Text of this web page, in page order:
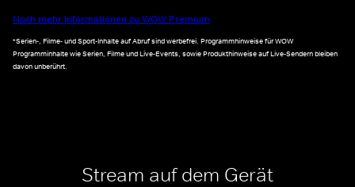
Noch mehr Informationen zu WOW Premium
*Serien-, Filme- und Sport-Inhalte auf Abruf sind werbefrei. Programmhinweise für WOW
Programminhalte wie Serien, Filme und Live-Events, sowie Produkthinweise auf Live-Sendern bleiben
davon unberührt.
Stream auf dem Gerät